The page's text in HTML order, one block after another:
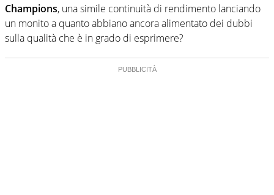
una classifica riservata dei migliori 5 calciatori di sempre.
Champions, una simile continuità di rendimento lanciando
un monito a quanto abbiano ancora alimentato dei dubbi
sulla qualità che è in grado di esprimere?